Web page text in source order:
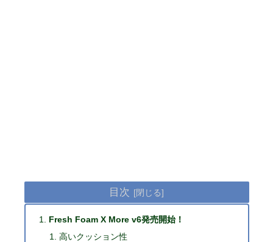
目次
Fresh Foam X More v6発売開始！
高いクッション性